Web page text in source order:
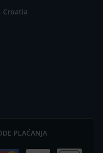
Croatia
PLAĆANJA